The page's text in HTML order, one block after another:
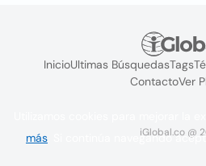
InicioUltimas BúsquedasTags
ContactoVer
iGlobal.co @
más . Si continúa navegando